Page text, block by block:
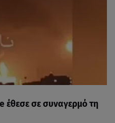
έθεσε σε συναγερμό τη